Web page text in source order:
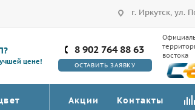
г. Иркутск, ул.
цене!
8 902 764 88 63
ОСТАВИТЬ ЗАЯВКУ
востока
Акции Контакты